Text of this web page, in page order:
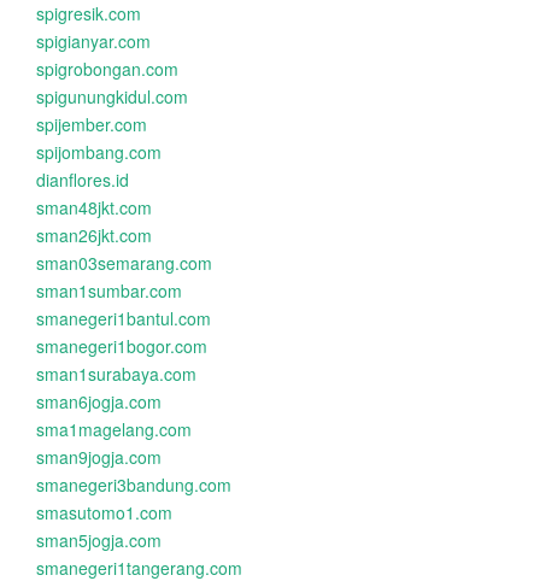
spigresik.com
spigianyar.com
spigrobongan.com
spigunungkidul.com
spijember.com
spijombang.com
dianflores.id
sman48jkt.com
sman26jkt.com
sman03semarang.com
sman1sumbar.com
smanegeri1bantul.com
smanegeri1bogor.com
sman1surabaya.com
sman6jogja.com
sma1magelang.com
sman9jogja.com
smanegeri3bandung.com
smasutomo1.com
sman5jogja.com
smanegeri1tangerang.com